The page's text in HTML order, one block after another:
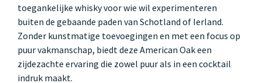
toegankelijke whisky voor wie wil experimenteren
buiten de gebaande paden van Schotland of Ierland.
Zonder kunstmatige toevoegingen en met een focus op
puur vakmanschap, biedt deze American Oak een
zijdezachte ervaring die zowel puur als in een cocktail
indruk maakt.